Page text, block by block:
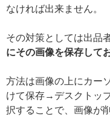
なければ出来ません。
その対策としては出品
にその画像を保存して
方法は画像の上にカー
けて保存→デスクトッ
択することで、画像が